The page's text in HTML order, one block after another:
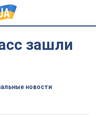
зашли
новости